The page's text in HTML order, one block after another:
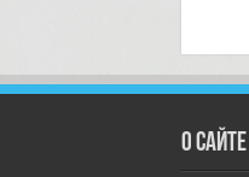
О сайте